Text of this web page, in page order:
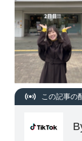
この記事の